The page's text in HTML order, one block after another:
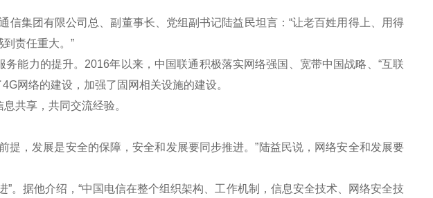
集团有限公司总、副董事长、党组副书记陆益民坦言：“让老百姓用得上、用得
责任重大。”
力的提升。2016年以来，中国联通积极落实网络强国、宽带中国战略、“互联
网络的建设，加强了固网相关设施的建设。
共享，共同交流经验。
，发展是安全的保障，安全和发展要同步推进。”陆益民说，网络安全和发展要
据他介绍，“中国电信在整个组织架构、工作机制，信息安全技术、网络安全技